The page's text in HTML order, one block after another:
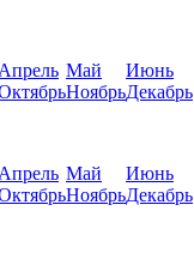
Апрель Май
Июнь
НоябрьДекабрь
Апрель Май
Июнь
НоябрьДекабрь